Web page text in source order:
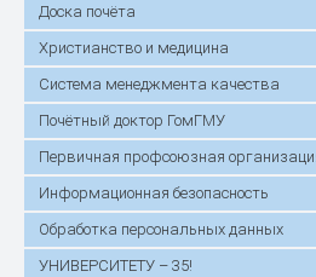
Доска почёта
Христианство и медицина
Система менеджмента качества
Почётный доктор ГомГМУ
Первичная профсоюзная
Информационная безопасность
Обработка персональных данных
УНИВЕРСИТЕТУ – 35!